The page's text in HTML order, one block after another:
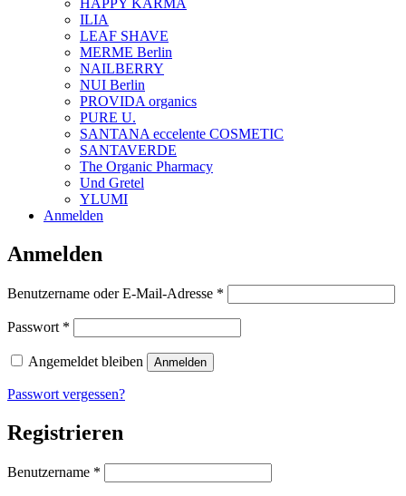
HAPPY KARMA
ILIA
LEAF SHAVE
MERME Berlin
NAILBERRY
NUI Berlin
PROVIDA organics
PURE U.
SANTANA eccelente COSMETIC
SANTAVERDE
The Organic Pharmacy
Und Gretel
YLUMI
Anmelden
Anmelden
Benutzername oder E-Mail-Adresse *
Passwort *
Angemeldet bleiben Anmelden
Passwort vergessen?
Registrieren
Benutzername *